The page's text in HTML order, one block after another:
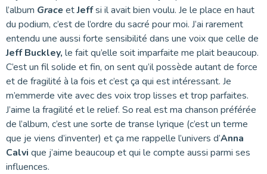
l’album GraceetJeffsi il avait bien voulu. Je le place en haut
du podium, c’est de l’ordre du sacré pour moi. J’ai rarement
entendu une aussi forte sensibilité dans une voix que celle de
Jeff Buckley, le fait qu’elle soit imparfaite me plait beaucoup.
C’est un fil solide et fin, on sent qu’il possède autant de force
et de fragilité à la fois et c’est ça qui est intéressant. Je
m’emmerde vite avec des voix trop lisses et trop parfaites.
J’aime la fragilité et le relief. So real est ma chanson préférée
de l’album, c’est une sorte de transe lyrique (c’est un terme
que je viens d’inventer) et ça me rappelle l’univers d’Anna
Calvi que j’aime beaucoup et qui le compte aussi parmi ses
influences.